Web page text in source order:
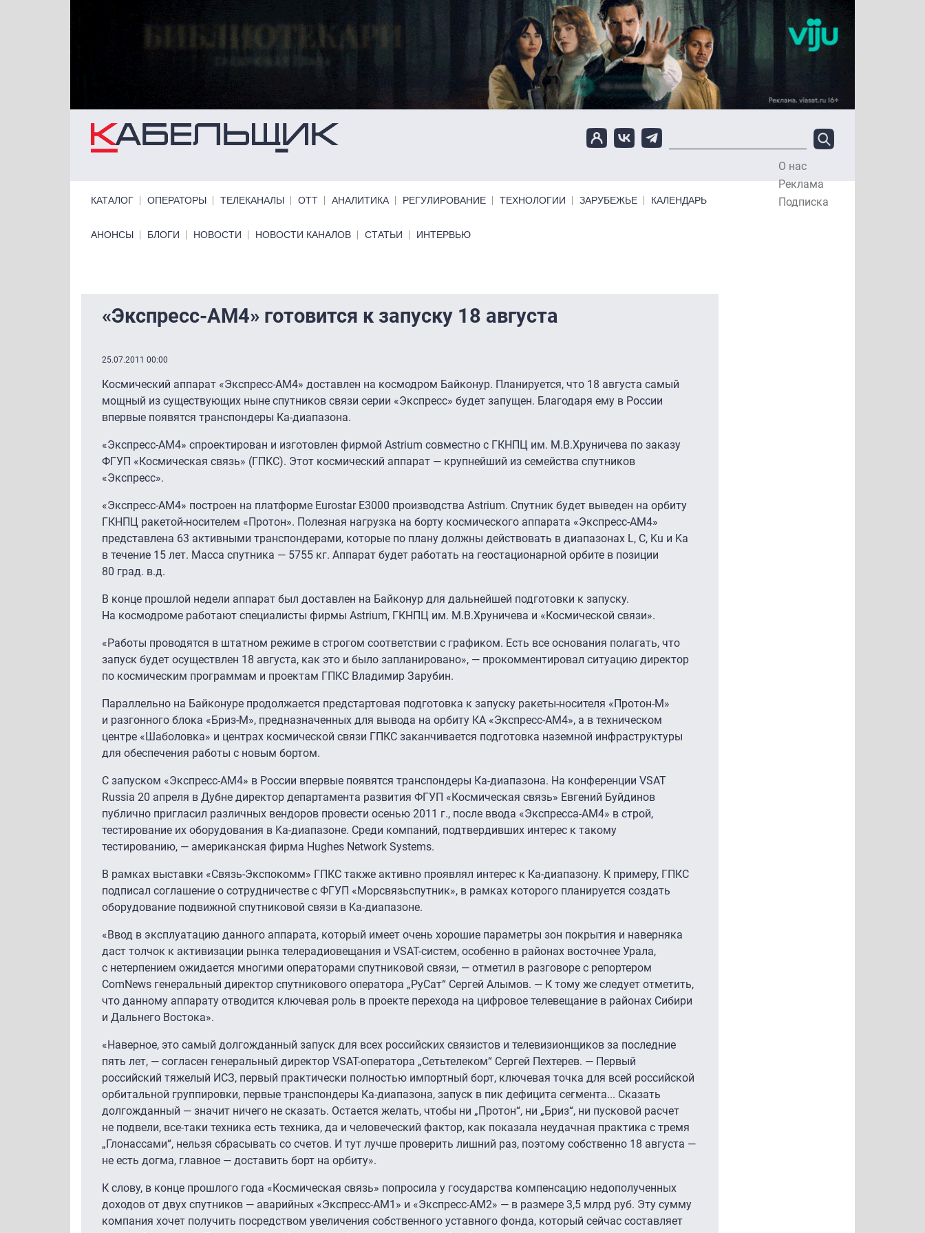
О нас
Реклама
Подписка
КАТАЛОГ ОПЕРАТОРЫ ТЕЛЕКАНАЛЫ ОТТ АНАЛИТИКА РЕГУЛИРОВАНИЕ ТЕХНОЛОГИИ ЗАРУБЕЖЬЕ КАЛЕНДАРЬ
Primary links bottom
АНОНСЫ БЛОГИ НОВОСТИ НОВОСТИ КАНАЛОВ СТАТЬИ ИНТЕРВЬЮ
«Экспресс-АМ4» готовится к запуску 18 августа
25.07.2011 00:00
Космический аппарат «Экспресс-АМ4» доставлен на космодром Байконур. Планируется, что 18 августа самый
мощный из существующих ныне спутников связи серии «Экспресс» будет запущен. Благодаря ему в России
впервые появятся транспондеры Ка-диапазона.
«Экспресс-АМ4» спроектирован и изготовлен фирмой Astrium совместно с ГКНПЦ им. М.В.Хруничева по заказу
ФГУП «Космическая связь» (ГПКС). Этот космический аппарат — крупнейший из семейства спутников
«Экспресс».
«Экспресс-АМ4» построен на платформе Eurostar E3000 производства Astrium. Спутник будет выведен на орбиту
ГКНПЦ ракетой-носителем «Протон». Полезная нагрузка на борту космического аппарата «Экспресс-АМ4»
представлена 63 активными транспондерами, которые по плану должны действовать в диапазонах L, C, Ku и Ka
в течение 15 лет. Масса спутника — 5755 кг. Аппарат будет работать на геостационарной орбите в позиции
80 град. в.д.
В конце прошлой недели аппарат был доставлен на Байконур для дальнейшей подготовки к запуску.
На космодроме работают специалисты фирмы Astrium, ГКНПЦ им. М.В.Хруничева и «Космической связи».
«Работы проводятся в штатном режиме в строгом соответствии с графиком. Есть все основания полагать, что
запуск будет осуществлен 18 августа, как это и было запланировано», — прокомментировал ситуацию директор
по космическим программам и проектам ГПКС Владимир Зарубин.
Параллельно на Байконуре продолжается предстартовая подготовка к запуску ракеты-носителя «Протон-М»
и разгонного блока «Бриз-М», предназначенных для вывода на орбиту КА «Экспресс-АМ4», а в техническом
центре «Шаболовка» и центрах космической связи ГПКС заканчивается подготовка наземной инфраструктуры
для обеспечения работы с новым бортом.
С запуском «Экспресс-АМ4» в России впервые появятся транспондеры Ка-диапазона. На конференции VSAT
Russia 20 апреля в Дубне директор департамента развития ФГУП «Космическая связь» Евгений Буйдинов
публично пригласил различных вендоров провести осенью 2011 г., после ввода «Экспресса-АМ4» в строй,
тестирование их оборудования в Ka-диапазоне. Среди компаний, подтвердивших интерес к такому
тестированию, — американская фирма Hughes Network Systems.
В рамках выставки «Связь-Экспокомм» ГПКС также активно проявлял интерес к Ка-диапазону. К примеру, ГПКС
подписал соглашение о сотрудничестве с ФГУП «Морсвязьспутник», в рамках которого планируется создать
оборудование подвижной спутниковой связи в Ka-диапазоне.
«Ввод в эксплуатацию данного аппарата, который имеет очень хорошие параметры зон покрытия и наверняка
даст толчок к активизации рынка телерадиовещания и VSAT-систем, особенно в районах восточнее Урала,
с нетерпением ожидается многими операторами спутниковой связи, — отметил в разговоре с репортером
ComNews генеральный директор спутникового оператора „РуСат“ Сергей Алымов. — К тому же следует отметить,
что данному аппарату отводится ключевая роль в проекте перехода на цифровое телевещание в районах Сибири
и Дальнего Востока».
«Наверное, это самый долгожданный запуск для всех российских связистов и телевизионщиков за последние
пять лет, — согласен генеральный директор VSAT-оператора „Сетьтелеком“ Сергей Пехтерев. — Первый
российский тяжелый ИСЗ, первый практически полностью импортный борт, ключевая точка для всей российской
орбитальной группировки, первые транспондеры Ка-диапазона, запуск в пик дефицита сегмента... Сказать
долгожданный — значит ничего не сказать. Остается желать, чтобы ни „Протон“, ни „Бриз“, ни пусковой расчет
не подвели, все-таки техника есть техника, да и человеческий фактор, как показала неудачная практика с тремя
„Глонассами“, нельзя сбрасывать со счетов. И тут лучше проверить лишний раз, поэтому собственно 18 августа —
не есть догма, главное — доставить борт на орбиту».
К слову, в конце прошлого года «Космическая связь» попросила у государства компенсацию недополученных
доходов от двух спутников — аварийных «Экспресс-АМ1» и «Экспресс-АМ2» — в размере 3,5 млрд руб. Эту сумму
компания хочет получить посредством увеличения собственного уставного фонда, который сейчас составляет